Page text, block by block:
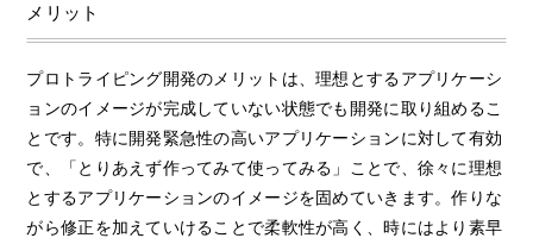
メリット
プロトライピング開発のメリットは、理想とするアプリケーシ
ョンのイメージが完成していない状態でも開発に取り組めるこ
とです。特に開発緊急性の高いアプリケーションに対して有効
で、「とりあえず作ってみて使ってみる」ことで、徐々に理想
とするアプリケーションのイメージを固めていきます。作りな
がら修正を加えていけることで柔軟性が高く、時にはより素早